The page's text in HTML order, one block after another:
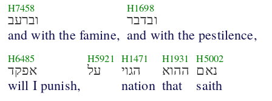
H7458
וברעב
and with the famine,
H1698
ובדבר
and with the pestilence,
H6485
אפקד
will I punish,
H5921
על
H1471
הגוי
nation
H1931
ההוא
that
H5002
נאם
saith